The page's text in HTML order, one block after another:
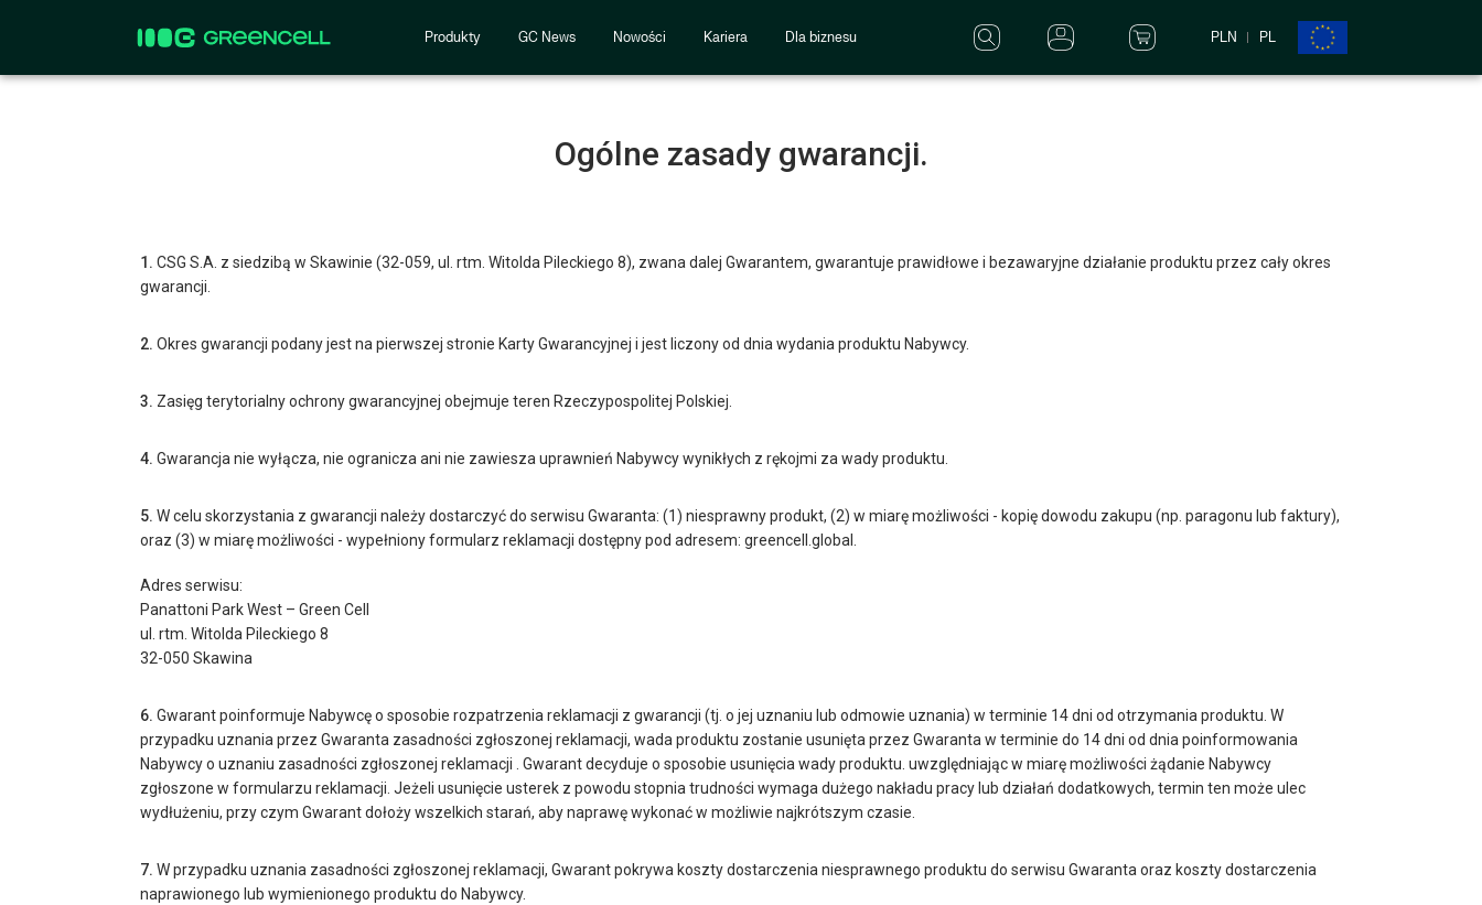
Produkty GC News Nowości Kariera Dla biznesu PLN PL
Ogólne zasady gwarancji.
1. CSG S.A. z siedzibą w Skawinie (32-059, ul. rtm. Witolda Pileckiego 8), zwana dalej Gwarantem, gwarantuje prawidłowe i bezawaryjne działanie produktu przez cały okres
gwarancji.
2. Okres gwarancji podany jest na pierwszej stronie Karty Gwarancyjnej i jest liczony od dnia wydania produktu Nabywcy.
3. Zasięg terytorialny ochrony gwarancyjnej obejmuje teren Rzeczypospolitej Polskiej.
4. Gwarancja nie wyłącza, nie ogranicza ani nie zawiesza uprawnień Nabywcy wynikłych z rękojmi za wady produktu.
5. W celu skorzystania z gwarancji należy dostarczyć do serwisu Gwaranta: (1) niesprawny produkt, (2) w miarę możliwości - kopię dowodu zakupu (np. paragonu lub faktury),
oraz (3) w miarę możliwości - wypełniony formularz reklamacji dostępny pod adresem: greencell.global.
Adres serwisu:
Panattoni Park West – Green Cell
ul. rtm. Witolda Pileckiego 8
32-050 Skawina
6. Gwarant poinformuje Nabywcę o sposobie rozpatrzenia reklamacji z gwarancji (tj. o jej uznaniu lub odmowie uznania) w terminie 14 dni od otrzymania produktu. W
przypadku uznania przez Gwaranta zasadności zgłoszonej reklamacji, wada produktu zostanie usunięta przez Gwaranta w terminie do 14 dni od dnia poinformowania
Nabywcy o uznaniu zasadności zgłoszonej reklamacji . Gwarant decyduje o sposobie usunięcia wady produktu. uwzględniając w miarę możliwości żądanie Nabywcy
zgłoszone w formularzu reklamacji. Jeżeli usunięcie usterek z powodu stopnia trudności wymaga dużego nakładu pracy lub działań dodatkowych, termin ten może ulec
wydłużeniu, przy czym Gwarant dołoży wszelkich starań, aby naprawę wykonać w możliwie najkrótszym czasie.
7. W przypadku uznania zasadności zgłoszonej reklamacji, Gwarant pokrywa koszty dostarczenia niesprawnego produktu do serwisu Gwaranta oraz koszty dostarczenia
naprawionego lub wymienionego produktu do Nabywcy.